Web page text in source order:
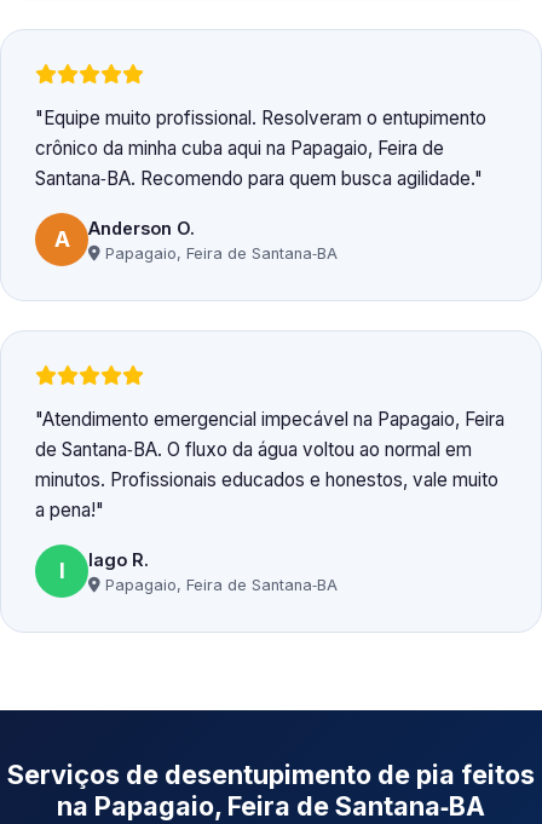
Equipe muito profissional. Resolveram o entupimento
crônico da minha cuba aqui na Papagaio, Feira de
Santana‑BA. Recomendo para quem busca agilidade.
A Anderson O.
Papagaio, Feira de Santana‑BA
Atendimento emergencial impecável na Papagaio, Feira
de Santana‑BA. O fluxo da água voltou ao normal em
minutos. Profissionais educados e honestos, vale muito
a pena!
I Iago R.
Papagaio, Feira de Santana‑BA
Serviços de desentupimento de pia feitos
na Papagaio, Feira de Santana‑BA